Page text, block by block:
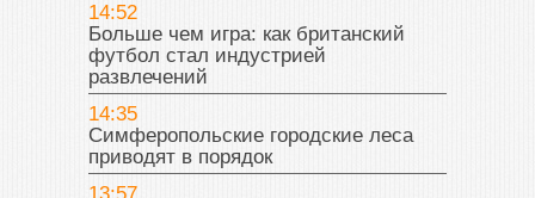
14:52
Больше чем игра: как британский
футбол стал индустрией
развлечений
14:35
Симферопольские городские леса
приводят в порядок